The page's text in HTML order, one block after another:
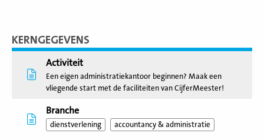
KERNGEGEVENS
Activiteit
Een eigen administratiekantoor beginnen? Maak een
vliegende start met de faciliteiten van CijferMeester!
Branche
dienstverlening accountancy & administratie